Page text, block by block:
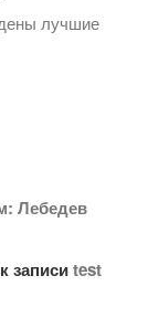
лучшие
Лебедев
к записиtest